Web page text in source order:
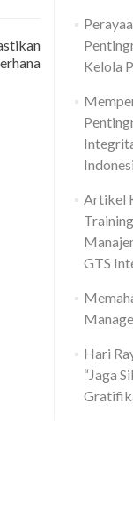
Kelola
Artikel
GTS
Hari
“Jaga